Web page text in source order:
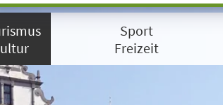
Sport
Freizeit